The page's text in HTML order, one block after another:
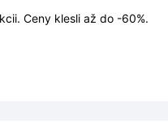
Ceny klesli až do -60%.